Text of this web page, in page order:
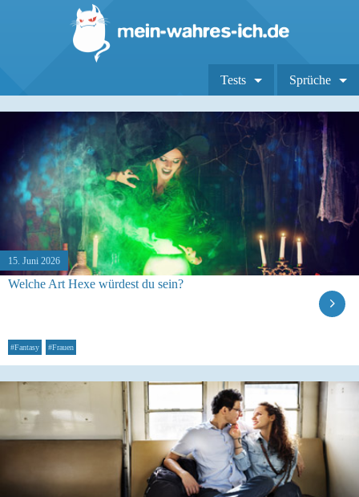
Tests Sprüche
15. Juni 2026
Welche Art Hexe würdest du sein?
#Fantasy #Frauen